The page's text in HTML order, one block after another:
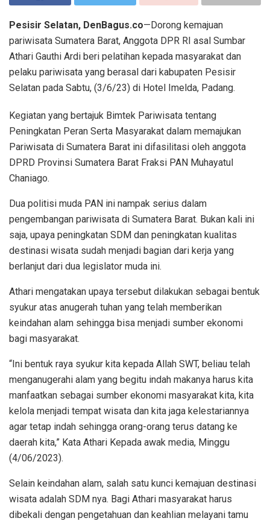
Pesisir Selatan, DenBagus.co—Dorong kemajuan
pariwisata Sumatera Barat, Anggota DPR RI asal Sumbar
Athari Gauthi Ardi beri pelatihan kepada masyarakat dan
pelaku pariwisata yang berasal dari kabupaten Pesisir
Selatan pada Sabtu, (3/6/23) di Hotel Imelda, Padang.
Kegiatan yang bertajuk Bimtek Pariwisata tentang
Peningkatan Peran Serta Masyarakat dalam memajukan
Pariwisata di Sumatera Barat ini difasilitasi oleh anggota
DPRD Provinsi Sumatera Barat Fraksi PAN Muhayatul
Chaniago.
Dua politisi muda PAN ini nampak serius dalam
pengembangan pariwisata di Sumatera Barat. Bukan kali ini
saja, upaya peningkatan SDM dan peningkatan kualitas
destinasi wisata sudah menjadi bagian dari kerja yang
berlanjut dari dua legislator muda ini.
Athari mengatakan upaya tersebut dilakukan sebagai bentuk
syukur atas anugerah tuhan yang telah memberikan
keindahan alam sehingga bisa menjadi sumber ekonomi
bagi masyarakat.
“Ini bentuk raya syukur kita kepada Allah SWT, beliau telah
menganugerahi alam yang begitu indah makanya harus kita
manfaatkan sebagai sumber ekonomi masyarakat kita, kita
kelola menjadi tempat wisata dan kita jaga kelestariannya
agar tetap indah sehingga orang-orang terus datang ke
daerah kita,” Kata Athari Kepada awak media, Minggu
(4/06/2023).
Selain keindahan alam, salah satu kunci kemajuan destinasi
wisata adalah SDM nya. Bagi Athari masyarakat harus
dibekali dengan pengetahuan dan keahlian melayani tamu